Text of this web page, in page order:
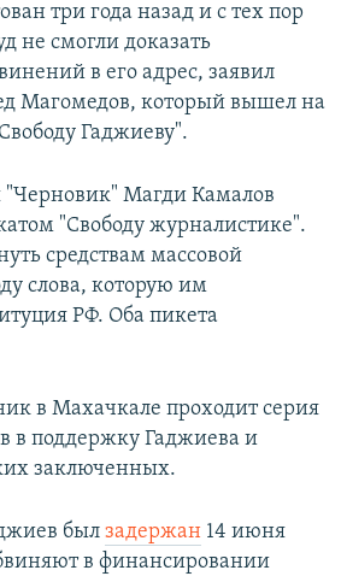
три года назад и с тех пор
не смогли доказать
в его адрес, заявил
Магомедов, который вышел на
Гаджиеву".
"Черновик" Магди Камалов
"Свободу журналистике".
средствам массовой
слова, которую им
РФ. Оба пикета
в Махачкале проходит серия
в поддержку Гаджиева и
заключенных.
был задержан14 июня
в финансировании